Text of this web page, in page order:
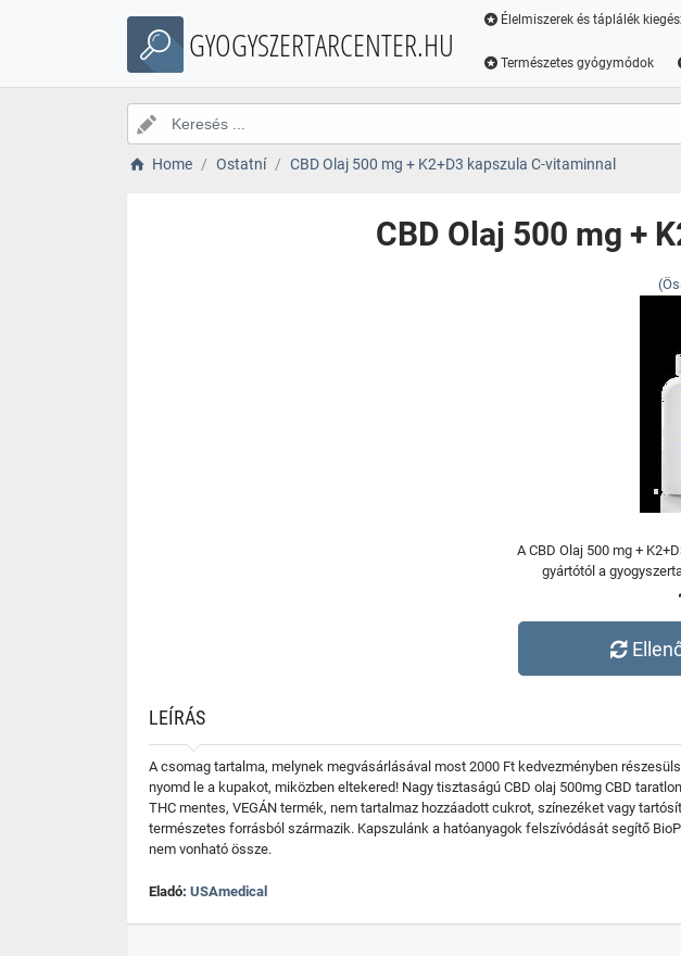
GYOGYSZERTARCENTER.HU
Élelmiszerek és táplálék
Természetes gyógymódok
Home Ostatní CBD Olaj 500 mg + K2+D3 kapszula C-vitaminnal
CBD Olaj 500 mg +
A CBD Olaj 500 mg +
gyártótól a
LEÍRÁS
A csomag tartalma, melynek megvásárlásával most 2000 Ft kedvezményben
nyomd le a kupakot, miközben eltekered! Nagy tisztaságú CBD olaj 500mg CBD
THC mentes, VEGÁN termék, nem tartalmaz hozzáadott cukrot, színezéket vagy
természetes forrásból származik. Kapszulánk a hatóanyagok felszívódását segítő
nem vonható össze.
Eladó: USAmedical